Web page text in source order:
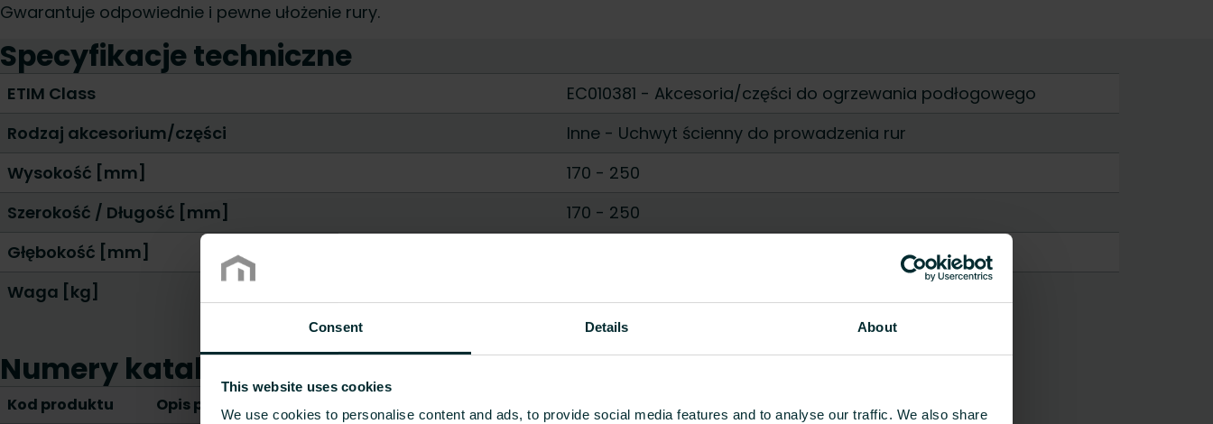
Consent Details About
This website uses cookies
We use cookies to personalise content and ads, to provide social media features and to analyse our traffic. We also share
Gwarantuje odpowiednie i pewne ułożenie rury.
Specyfikacje techniczne
ETIM Class
EC010381 - Akcesoria/części do ogrzewania podłogowego
Rodzaj akcesorium/części
Inne - Uchwyt ścienny do prowadzenia rur
Wysokość [mm]
170 - 250
Szerokość / Długość [mm]
170 - 250
Głębokość [mm]
Waga [kg]
Pokaż wszystko
Numery katalogowe
Kod produktu Opis produktu Waga [kg] CO2/kg ekwiwalent na kg materiału